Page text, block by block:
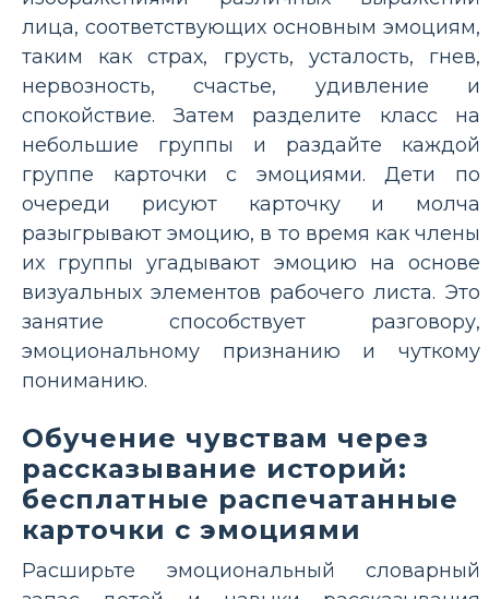
лица, соответствующих основным эмоциям,
таким как страх, грусть, усталость, гнев,
нервозность, счастье, удивление и
спокойствие. Затем разделите класс на
небольшие группы и раздайте каждой
группе карточки с эмоциями. Дети по
очереди рисуют карточку и молча
разыгрывают эмоцию, в то время как члены
их группы угадывают эмоцию на основе
визуальных элементов рабочего листа. Это
занятие способствует разговору,
эмоциональному признанию и чуткому
пониманию.
Обучение чувствам через
рассказывание историй:
бесплатные распечатанные
карточки с эмоциями
Расширьте эмоциональный словарный